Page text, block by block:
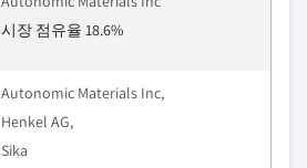
시장 점유율 18.6%
Autonomic Materials Inc,
Henkel AG,
Sika